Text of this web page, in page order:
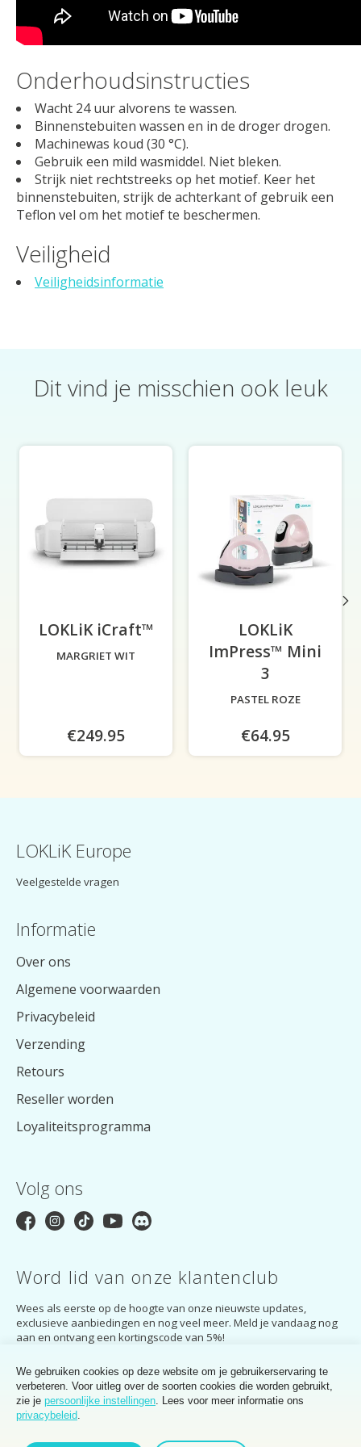
Onderhoudsinstructies
Wacht 24 uur alvorens te wassen.
Binnenstebuiten wassen en in de droger drogen.
Machinewas koud (30 °C).
Gebruik een mild wasmiddel. Niet bleken.
Strijk niet rechtstreeks op het motief. Keer het
binnenstebuiten, strijk de achterkant of gebruik een
Teflon vel om het motief te beschermen.
Veiligheid
Veiligheidsinformatie
Dit vind je misschien ook leuk
LOKLiK iCraft™
MARGRIET WIT
€249.95
LOKLiK
ImPress™ Mini
3
PASTEL ROZE
€64.95
LOKLiK Europe
Veelgestelde vragen
Informatie
Over ons
Algemene voorwaarden
Privacybeleid
Verzending
Retours
Reseller worden
Loyaliteitsprogramma
Volg ons
Word lid van onze klantenclub
Wees als eerste op de hoogte van onze nieuwste updates,
exclusieve aanbiedingen en nog veel meer. Meld je vandaag nog
aan en ontvang een kortingscode van 5%!
AANMELDEN
Door je aan te melden ga je akkoord met hetprivacybeleidvan de
MakerMondo Customer Club.
We gebruiken cookies op deze website om je gebruikerservaring te
verbeteren. Voor uitleg over de soorten cookies die worden gebruikt,
zie je persoonlijke instellingen. Lees voor meer informatie ons
privacybeleid.